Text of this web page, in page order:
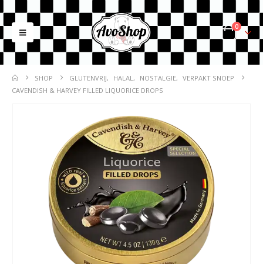
0
SHOP GLUTENVRIJ, HALAL, NOSTALGIE,
VERPAKT SNOEP
CAVENDISH & HARVEY FILLED LIQUORICE DROPS